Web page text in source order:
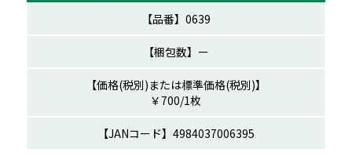
0639
ー
￥700/1枚
06395